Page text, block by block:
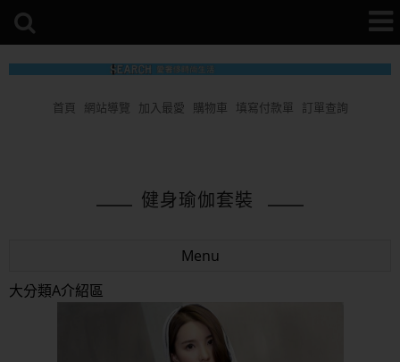
首頁 網站導覽 加入最愛 購物車 填寫付款單 訂單查詢
健身瑜伽套裝
Menu
大分類A介紹區